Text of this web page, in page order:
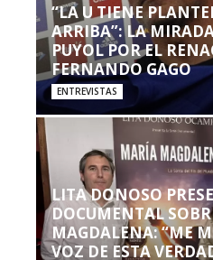
“LA U TIENE
ARRIBA”: LA
PUYOL POR EL
FERNANDO GAGO
ENTREVISTAS
LITA DONOSO
DOCUMENTAL
MAGDALENA: “ME
VOZ DE ESTA